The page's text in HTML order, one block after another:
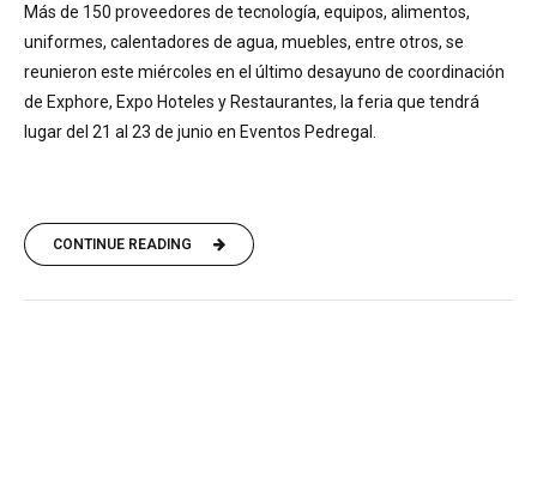
Más de 150 proveedores de tecnología, equipos, alimentos,
uniformes, calentadores de agua, muebles, entre otros, se
reunieron este miércoles en el último desayuno de coordinación
de Exphore, Expo Hoteles y Restaurantes, la feria que tendrá
lugar del 21 al 23 de junio en Eventos Pedregal.
CONTINUE READING